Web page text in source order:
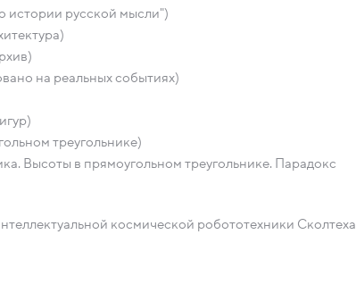
истории русской мысли")
на реальных событиях)
треугольнике)
Высоты в прямоугольном треугольнике. Парадокс
космической робототехники Сколтеха